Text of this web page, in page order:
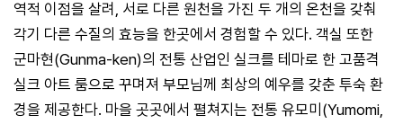
역적 이점을 살려, 서로 다른 원천을 가진 두 개의 온천을 갖춰
각기 다른 수질의 효능을 한곳에서 경험할 수 있다. 객실 또한
군마현(Gunma-ken)의 전통 산업인 실크를 테마로 한 고품격
실크 아트 룸으로 꾸며져 부모님께 최상의 예우를 갖춘 투숙 환
경을 제공한다. 마을 곳곳에서 펼쳐지는 전통 유모미(Yumomi,